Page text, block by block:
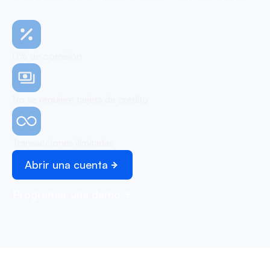
Abrir una cuenta